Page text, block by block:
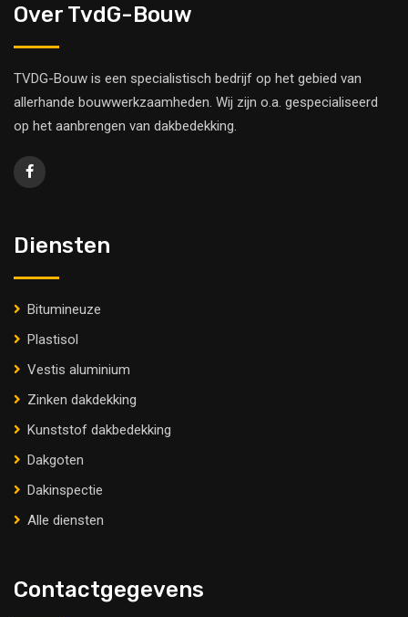
Over TvdG-Bouw
TVDG-Bouw is een specialistisch bedrijf op het gebied van
allerhande bouwwerkzaamheden. Wij zijn o.a. gespecialiseerd
op het aanbrengen van dakbedekking.
Diensten
Bitumineuze
Plastisol
Vestis aluminium
Zinken dakdekking
Kunststof dakbedekking
Dakgoten
Dakinspectie
Alle diensten
Contactgegevens